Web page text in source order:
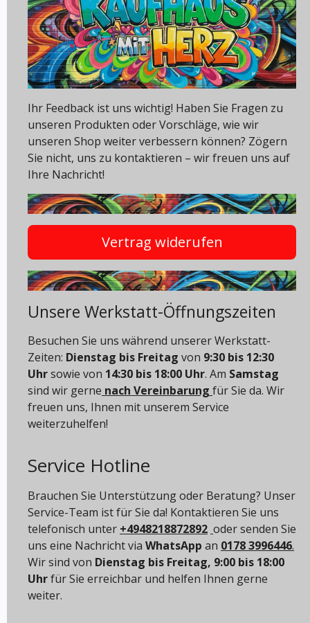
Ihr Feedback ist uns wichtig! Haben Sie Fragen zu
unseren Produkten oder Vorschläge, wie wir
unseren Shop weiter verbessern können? Zögern
Sie nicht, uns zu kontaktieren – wir freuen uns auf
Ihre Nachricht!
Vertrag widerufen
Unsere Werkstatt-Öffnungszeiten
Besuchen Sie uns während unserer Werkstatt-
Zeiten: Dienstag bis Freitag von 9:30 bis 12:30
Uhrsowie von 14:30 bis 18:00 Uhr. Am Samstag
sind wir gerne nach Vereinbarung für Sie da. Wir
freuen uns, Ihnen mit unserem Service
weiterzuhelfen!
Service Hotline
Brauchen Sie Unterstützung oder Beratung? Unser
Service-Team ist für Sie da! Kontaktieren Sie uns
telefonisch unter +4948218872892 oder senden Sie
uns eine Nachricht via WhatsApp an 0178 3996446.
Wir sind von Dienstag bis Freitag, 9:00 bis 18:00
Uhrfür Sie erreichbar und helfen Ihnen gerne
weiter.